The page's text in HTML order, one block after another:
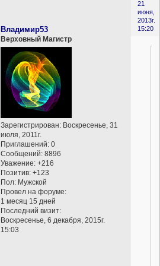
21
июня,
2013г.
15:20
Владимир53
Верховный Магистр
Зарегистрирован: Воскресенье, 31
июля, 2011г.
Приглашений: 0
Сообщений: 8896
Уважение: +216
Позитив: +123
Пол: Мужской
Провел на форуме:
1 месяц 15 дней
Последний визит:
Воскресенье, 6 декабря, 2015г.
15:03